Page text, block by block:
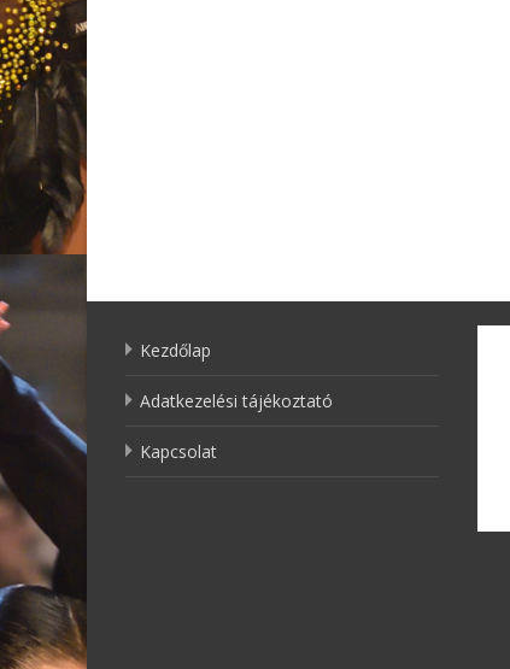
Kezdőlap
Adatkezelési tájékoztató
Kapcsolat